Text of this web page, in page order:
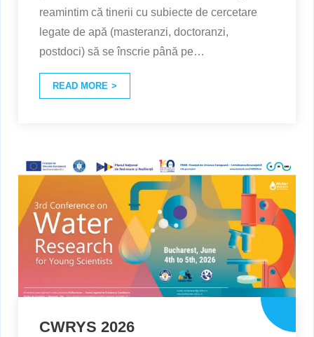
reamintim că tinerii cu subiecte de cercetare
legate de apă (masteranzi, doctoranzi,
postdoci) să se înscrie până pe…
READ MORE
CWRYS 2026